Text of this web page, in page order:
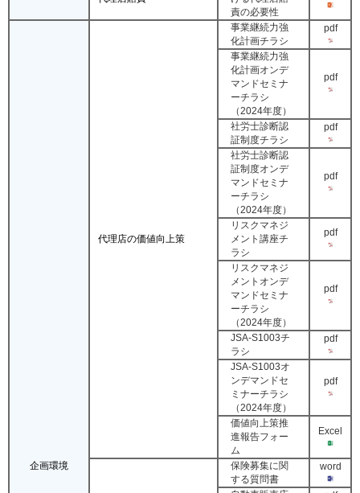
責の必要性
企画環境
代理店の価値向上策
事業継続力強
化計画チラシ
pdf
事業継続力強
化計画オンデ
マンドセミナ
ーチラシ
（2024年度）
pdf
社労士診断認
証制度チラシ
pdf
社労士診断認
証制度オンデ
マンドセミナ
ーチラシ
（2024年度）
pdf
リスクマネジ
メント講座チ
ラシ
pdf
リスクマネジ
メントオンデ
マンドセミナ
ーチラシ
（2024年度）
pdf
JSA-S1003チ
ラシ
pdf
JSA-S1003オ
ンデマンドセ
ミナーチラシ
（2024年度）
pdf
価値向上策推
進報告フォー
ム
Excel
保険募集に関
する質問書
word